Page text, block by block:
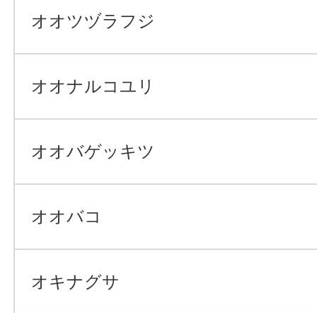
オオツヅラフジ
オオナルコユリ
オオバゲッキツ
オオバコ
オキナグサ